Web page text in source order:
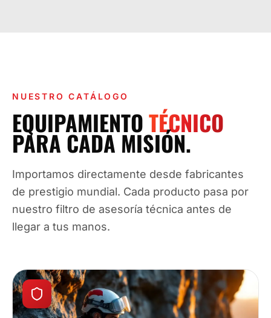
NUESTRO CATÁLOGO
EQUIPAMIENTOTÉCNICO
PARA CADA MISIÓN.
Importamos directamente desde fabricantes
de prestigio mundial. Cada producto pasa por
nuestro filtro de asesoría técnica antes de
llegar a tus manos.